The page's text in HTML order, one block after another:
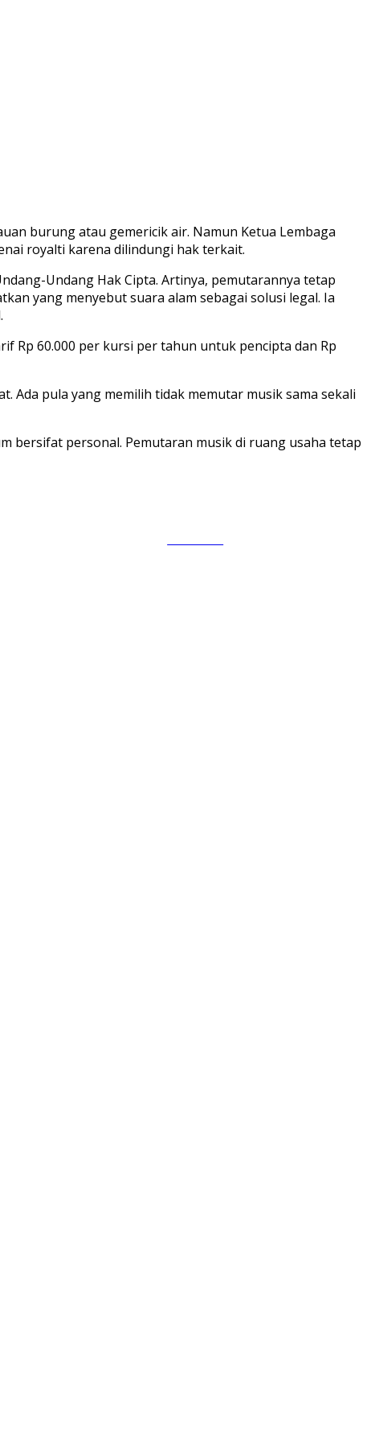
burung atau gemericik air. Namun Ketua Lembaga
royalti karena dilindungi hak terkait.
Undang Hak Cipta. Artinya, pemutarannya tetap
yang menyebut suara alam sebagai solusi legal. Ia
Rp 60.000 per kursi per tahun untuk pencipta dan Rp
Ada pula yang memilih tidak memutar musik sama sekali
bersifat personal. Pemutaran musik di ruang usaha tetap